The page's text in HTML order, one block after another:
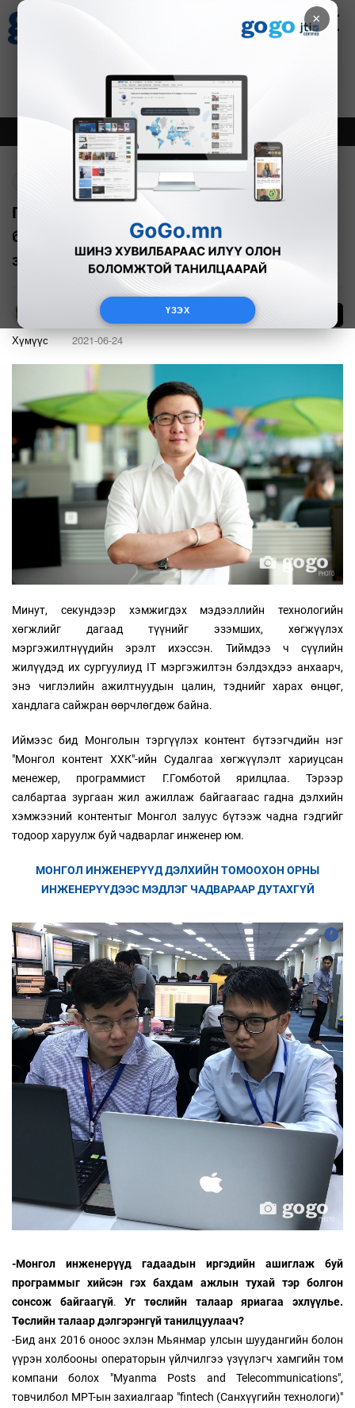
×
ҮЗЭХ
Зурхай
8.09
Онцлох Шинэ
Г.Гомбо: Монгол залуусын ур чадвар
бусад орны инженерүүдээс дутахгүй,
зарим талаараа илүү
А.Эрхэмбаяр 3356
Хүмүүс 2021-06-24
Минут, секундээр хэмжигдэх мэдээллийн технологийн
хөгжлийг дагаад түүнийг эзэмших, хөгжүүлэх
мэргэжилтнүүдийн эрэлт ихэссэн. Тиймдээ ч сүүлийн
жилүүдэд их сургуулиуд IT мэргэжилтэн бэлдэхдээ анхаарч,
энэ чиглэлийн ажилтнуудын цалин, тэднийг харах өнцөг,
хандлага сайжран өөрчлөгдөж байна.
Иймээс бид Монголын тэргүүлэх контент бүтээгчдийн нэг
"Монгол контент ХХК"-ийн Судалгаа хөгжүүлэлт хариуцсан
менежер, программист Г.Гомботой ярилцлаа. Тэрээр
салбартаа зургаан жил ажиллаж байгаагаас гадна дэлхийн
хэмжээний контентыг Монгол залуус бүтээж чадна гэдгийг
тодоор харуулж буй чадварлаг инженер юм.
МОНГОЛ ИНЖЕНЕРҮҮД ДЭЛХИЙН ТОМООХОН ОРНЫ
ИНЖЕНЕРҮҮДЭЭС МЭДЛЭГ ЧАДВАРААР ДУТАХГҮЙ
-Монгол инженерүүд гадаадын иргэдийн ашиглаж буй
программыг хийсэн гэх бахдам ажлын тухай тэр болгон
сонсож байгаагүй. Уг төслийн талаар яриагаа эхлүүлье.
Төслийн талаар дэлгэрэнгүй танилцуулаач?
-Бид анх 2016 оноос эхлэн Мьянмар улсын шуудангийн болон
үүрэн холбооны операторын үйлчилгээ үзүүлэгч хамгийн том
компани болох "Myanma Posts and Telecommunications",
товчилбол MPT-ын захиалгаар "fintech (Санхүүгийн технологи)"